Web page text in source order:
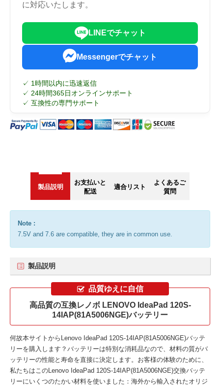
に対応いたします。
LINEでチャット
Messengerでチャット
✓ 1時間以内に迅速返信
✓ 24時間365日オンラインサポート
✓ 互換性の専門サポート
製品説明
お支払いと
配送
適合リスト
よくあるご
質問
Note :
7.5V and 7.6 are compatible, they are in common use.
製品説明
品質ゆえに自信
高品質の互換レノボ LENOVO IdeaPad 120S-
14IAP(81A5006NGE)バッテリー
何故本サイトから Lenovo IdeaPad 120S-14IAP(81A5006NGE)バッテ
リーを購入します？バッテリーは特別な消耗品なので、材料の質がバ
ッテリーの性能と寿命を直接に決定します。お客様の体験のために、
私たちはこのLenovo IdeaPad 120S-14IAP(81A5006NGE)交換バッテ
リーにいくつのたかい材料を使いました：海外から輸入されたオリジ